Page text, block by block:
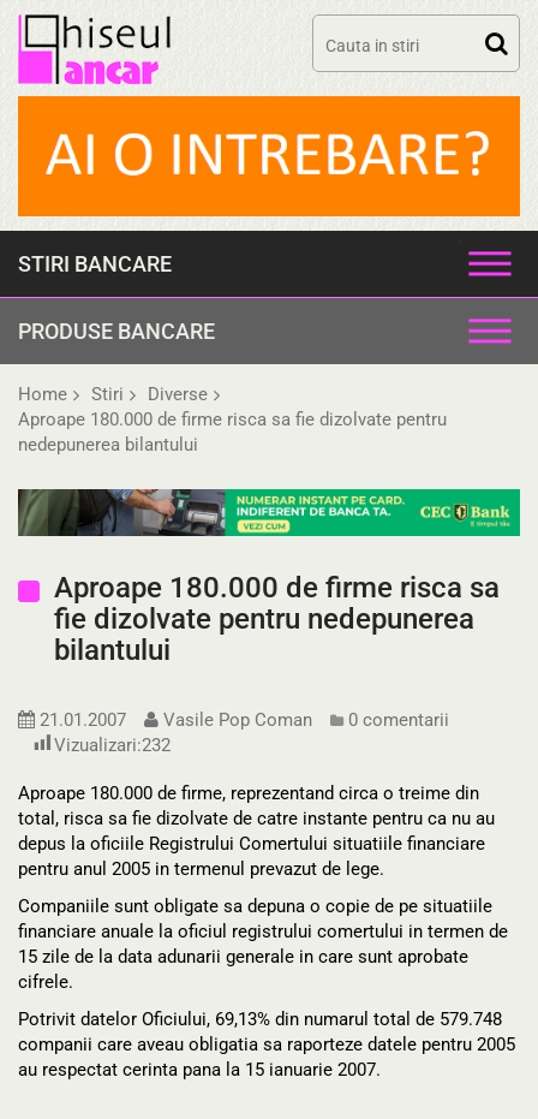
Skip
STIRI BANCARE
PRODUSE BANCARE
Home Stiri
Diverse
Aproape 180.000 de firme risca sa fie dizolvate pentru
nedepunerea bilantului
Aproape 180.000 de firme risca sa
fie dizolvate pentru nedepunerea
bilantului
21.01.2007 Vasile Pop Coman
0 comentarii
Vizualizari:232
Aproape 180.000 de firme, reprezentand circa o treime din
total, risca sa fie dizolvate de catre instante pentru ca nu au
depus la oficiile Registrului Comertului situatiile financiare
pentru anul 2005 in termenul prevazut de lege.
Companiile sunt obligate sa depuna o copie de pe situatiile
financiare anuale la oficiul registrului comertului in termen de
15 zile de la data adunarii generale in care sunt aprobate
cifrele.
Potrivit datelor Oficiului, 69,13% din numarul total de 579.748
companii care aveau obligatia sa raporteze datele pentru 2005
au respectat cerinta pana la 15 ianuarie 2007.